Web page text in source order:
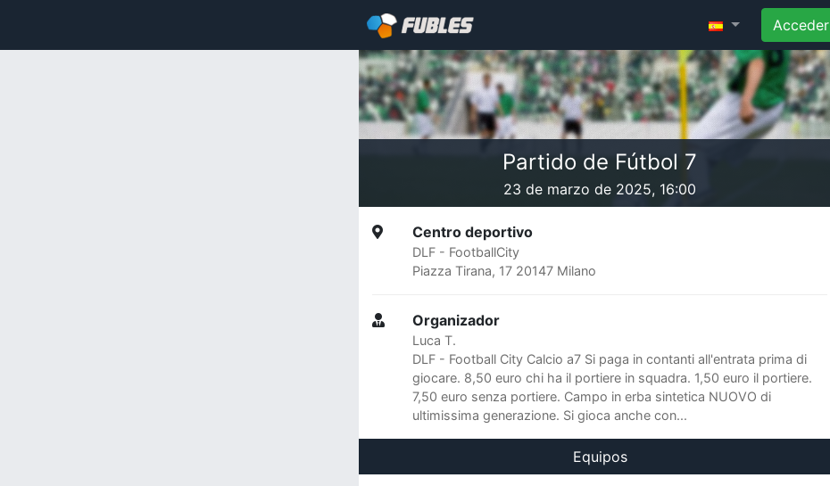
Acceder
Partido de Fútbol 7
23 de marzo de 2025, 16:00
Centro deportivo
DLF - FootballCity
Piazza Tirana, 17 20147 Milano
Organizador
Luca T.
DLF - Football City Calcio a7 Si paga in contanti all'entrata prima di
giocare. 8,50 euro chi ha il portiere in squadra. 1,50 euro il portiere.
7,50 euro senza portiere. Campo in erba sintetica NUOVO di
ultimissima generazione. Si gioca anche con...
Equipos